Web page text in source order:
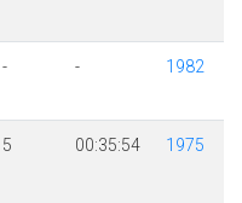
- - 1982
5 00:35:54 1975